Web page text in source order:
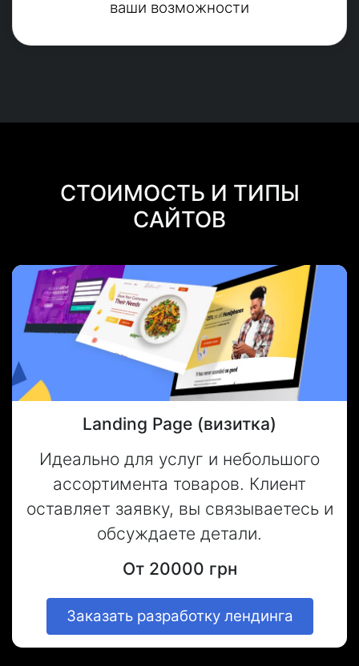
ваши возможности
СТОИМОСТЬ И ТИПЫ
САЙТОВ
Landing Page (визитка)
Идеально для услуг и небольшого
ассортимента товаров. Клиент
оставляет заявку, вы связываетесь и
обсуждаете детали.
От 20000 грн
Заказать разработку лендинга